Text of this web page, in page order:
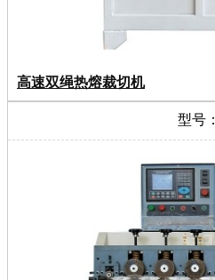
高速双绳热熔裁切机
型号：